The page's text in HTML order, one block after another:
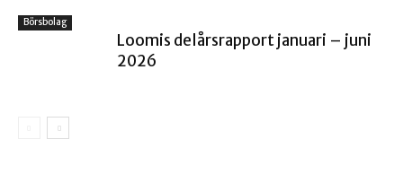
Börsbolag
Loomis delårsrapport januari – juni
2026